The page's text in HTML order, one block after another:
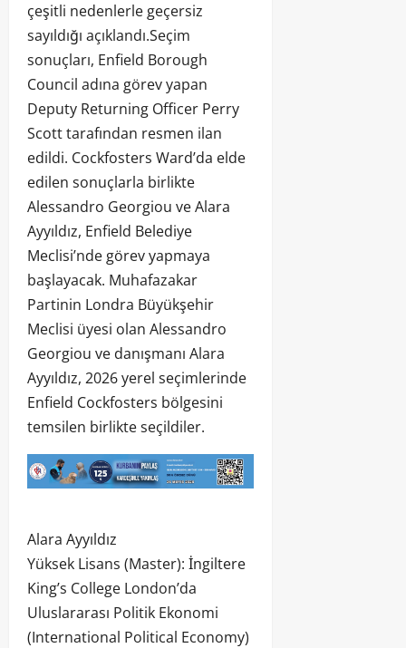
çeşitli nedenlerle geçersiz
sayıldığı açıklandı.Seçim
sonuçları, Enfield Borough
Council adına görev yapan
Deputy Returning Officer Perry
Scott tarafından resmen ilan
edildi. Cockfosters Ward’da elde
edilen sonuçlarla birlikte
Alessandro Georgiou ve Alara
Ayyıldız, Enfield Belediye
Meclisi’nde görev yapmaya
başlayacak. Muhafazakar
Partinin Londra Büyükşehir
Meclisi üyesi olan Alessandro
Georgiou ve danışmanı Alara
Ayyıldız, 2026 yerel seçimlerinde
Enfield Cockfosters bölgesini
temsilen birlikte seçildiler.
Alara Ayyıldız
Yüksek Lisans (Master): İngiltere
King’s College London’da
Uluslararası Politik Ekonomi
(International Political Economy)